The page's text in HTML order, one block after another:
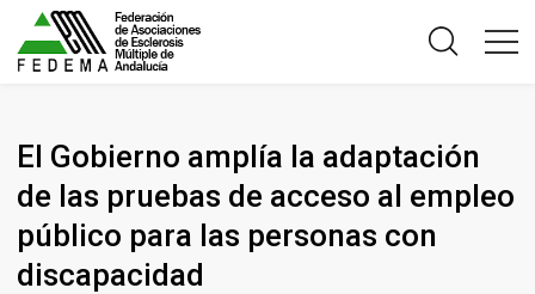
El Gobierno amplía la adaptación
de las pruebas de acceso al empleo
público para las personas con
discapacidad